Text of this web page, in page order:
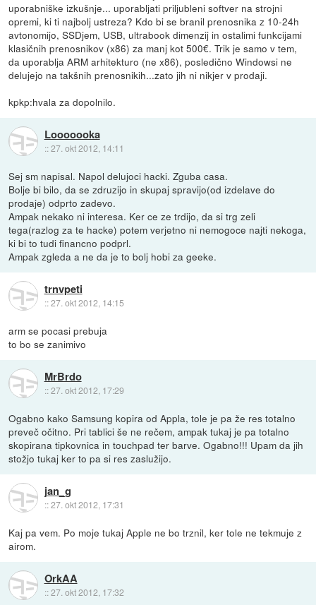
uporabniške izkušnje... uporabljati priljubleni softver na strojni
opremi, ki ti najbolj ustreza? Kdo bi se branil prenosnika z 10-24h
avtonomijo, SSDjem, USB, ultrabook dimenzij in ostalimi funkcijami
klasičnih prenosnikov (x86) za manj kot 500€. Trik je samo v tem,
da uporablja ARM arhitekturo (ne x86), posledično Windowsi ne
delujejo na takšnih prenosnikih...zato jih ni nikjer v prodaji.
kpkp:hvala za dopolnilo.
Looooooka
::27. okt 2012, 14:11
Sej sm napisal. Napol delujoci hacki. Zguba casa.
Bolje bi bilo, da se zdruzijo in skupaj spravijo(od izdelave do
prodaje) odprto zadevo.
Ampak nekako ni interesa. Ker ce ze trdijo, da si trg zeli
tega(razlog za te hacke) potem verjetno ni nemogoce najti nekoga,
ki bi to tudi financno podprl.
Ampak zgleda a ne da je to bolj hobi za geeke.
trnvpeti
::27. okt 2012, 14:15
arm se pocasi prebuja
to bo se zanimivo
MrBrdo
::27. okt 2012, 17:29
Ogabno kako Samsung kopira od Appla, tole je pa že res totalno
preveč očitno. Pri tablici še ne rečem, ampak tukaj je pa totalno
skopirana tipkovnica in touchpad ter barve. Ogabno!!! Upam da jih
stožjo tukaj ker to pa si res zaslužijo.
jan_g
::27. okt 2012, 17:31
Kaj pa vem. Po moje tukaj Apple ne bo trznil, ker tole ne tekmuje z
airom.
OrkAA
::27. okt 2012, 17:32